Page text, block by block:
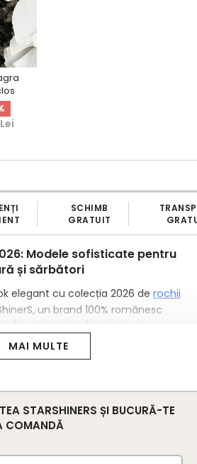
Lei
BRAND
100% ROMANESC
Modele sofisticate pentru
și sărbători
elegant cu colecția 2026 de rochii
un brand 100% românesc
în prim-plan. Realizate din
rochiile scurte,
petreceri sau ocazii speciale
de catifea fabricate în România,
mâneci lungi, la variante midi cu
MAI MULTE
STARSHINERS ȘI BUCURĂ-TE
COMANDĂ